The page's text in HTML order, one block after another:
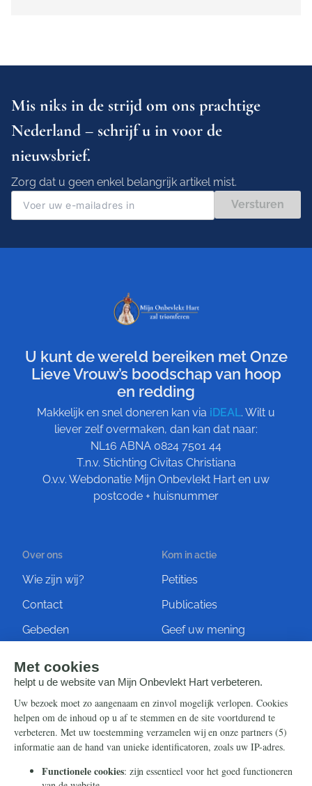
Mis niks in de strijd om ons prachtige
Nederland – schrijf u in voor de
nieuwsbrief.
Zorg dat u geen enkel belangrijk artikel mist.
Versturen
U kunt de wereld bereiken met Onze
Lieve Vrouw’s boodschap van hoop
en redding
Makkelijk en snel doneren kan via iDEAL. Wilt u
liever zelf overmaken, dan kan dat naar:
NL16 ABNA 0824 7501 44
T.n.v. Stichting Civitas Christiana
O.v.v. Webdonatie Mijn Onbevlekt Hart en uw
postcode + huisnummer
Over ons
Wie zijn wij?
Contact
Gebeden
Kom in actie
Petities
Publicaties
Geef uw mening
Steun ons
Nieuwsbrief
Eenmalig
Maandelijks
Info
Contact
Ontvang onze Telegram-
berichten